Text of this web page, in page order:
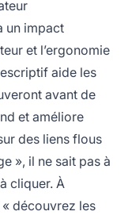
un impact
et l’ergonomie
aide les
avant de
et améliore
des liens flous
», il ne sait pas à
cliquer. À
découvrez les